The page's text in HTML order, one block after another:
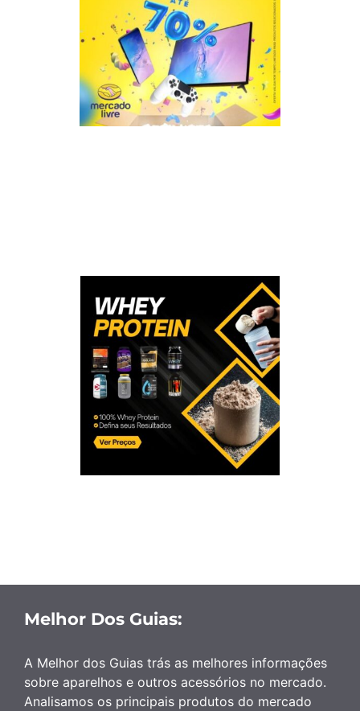
Melhor Dos Guias:
A Melhor dos Guias trás as melhores informações
sobre aparelhos e outros acessórios no mercado.
Analisamos os principais produtos do mercado